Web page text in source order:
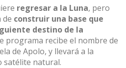
regresar a la Luna, pero
de construir una base que
destino de la
programa recibe el nombre de
de Apolo, y llevará a la
satélite natural.